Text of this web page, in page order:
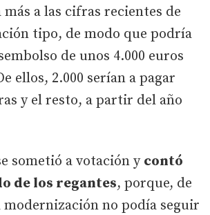
más a las cifras recientes de
tipo, de modo que podría
de unos 4.000 euros
ellos, 2.000 serían a pagar
y el resto, a partir del año
sometió a votación y contó
de los regantes, porque, de
no podía seguir